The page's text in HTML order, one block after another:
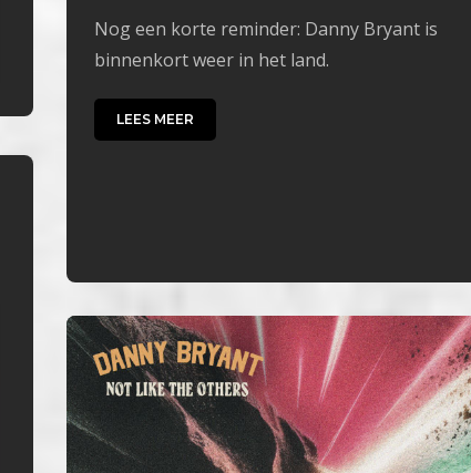
Nog een korte reminder: Danny Bryant is
binnenkort weer in het land.
LEES MEER